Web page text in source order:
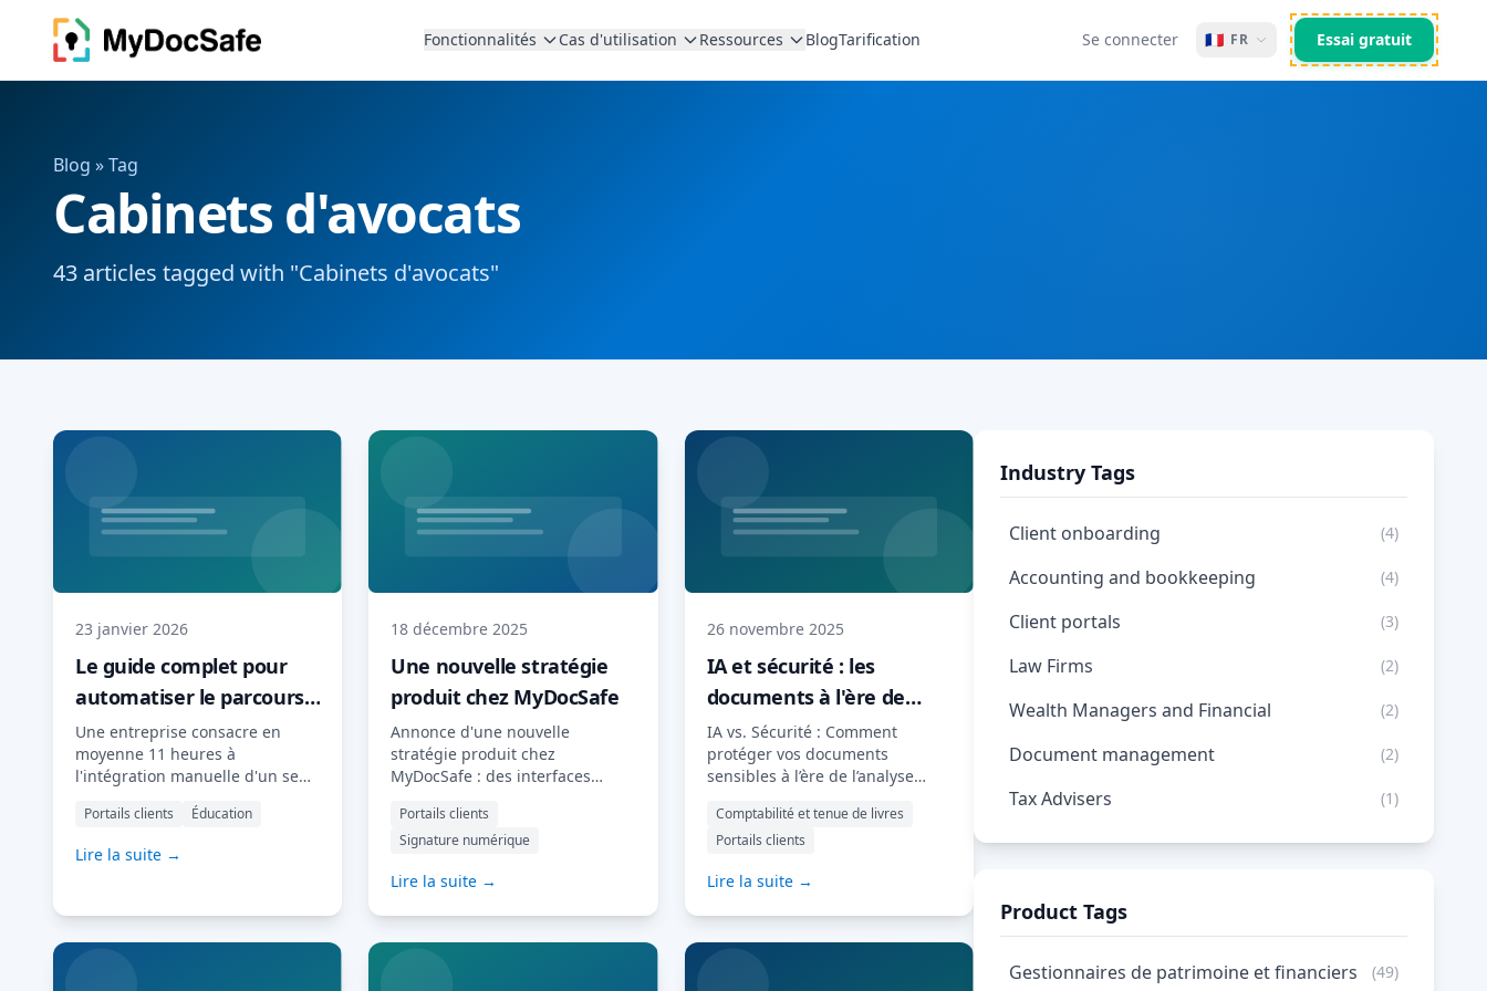
Fonctionnalités Cas d'utilisation Ressources BlogTarification Se connecter 🇫🇷 FR Essai gratuit
Blog » Tag
Cabinets d'avocats
43 articles tagged with "Cabinets d'avocats"
23 janvier 2026
Le guide complet pour
automatiser le parcours
client grâce à l'IA
Une entreprise consacre en
moyenne 11 heures à
l'intégration manuelle d'un seul
des dizaines, voire des
par an, et vous obtenez des
Portails clients Éducation
Lire la suite →
18 décembre 2025
Une nouvelle stratégie
produit chez MyDocSafe
Annonce d'une nouvelle
stratégie produit chez
MyDocSafe : des interfaces
propulsées par le système
dorsal de MyDocSafe. Au fil des
une plateforme robuste et
Portails clients
Signature numérique
Lire la suite →
26 novembre 2025
IA et sécurité : les
documents à l'ère de
l'analyse automatisée
IA vs. Sécurité : Comment
protéger vos documents
sensibles à l’ère de l’analyse
artificielle transforme la gestion
de l’information en entreprise.
vérifications préalables à
Comptabilité et tenue de livres
Portails clients
Lire la suite →
Industry Tags
Client onboarding (4)
Accounting and bookkeeping (4)
Client portals (3)
Law Firms (2)
Wealth Managers and Financial (2)
Document management (2)
Tax Advisers (1)
Product Tags
Gestionnaires de patrimoine et financiers (49)